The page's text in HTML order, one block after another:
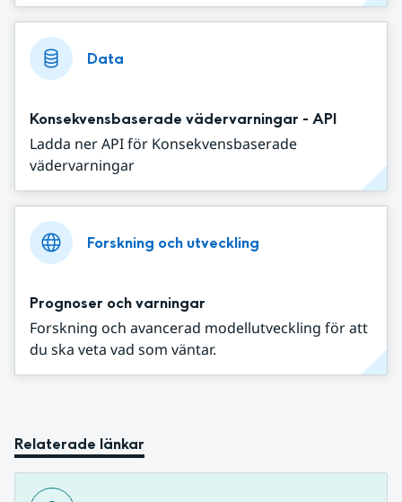
Data
Konsekvensbaserade vädervarningar - API
Ladda ner API för Konsekvensbaserade
vädervarningar
Forskning och utveckling
Prognoser och varningar
Forskning och avancerad modellutveckling för att
du ska veta vad som väntar.
Relaterade länkar